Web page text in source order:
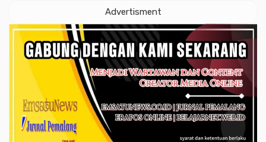
Advertisment